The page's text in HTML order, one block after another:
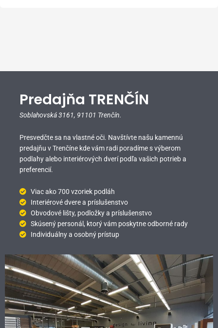
Predajňa TRENČÍN
Soblahovská 3161, 91101 Trenčín.
Presvedčte sa na vlastné oči. Navštívte našu kamennú
predajňu v Trenčíne kde vám radi poradíme s výberom
podlahy alebo interiérových dverí podľa vašich potrieb a
preferencií.
Viac ako 700 vzoriek podláh
Interiérové dvere a príslušenstvo
Obvodové lišty, podložky a príslušenstvo
Skúsený personál, ktorý vám poskytne odborné rady
Individuálny a osobný prístup